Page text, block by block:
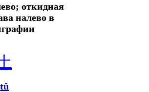
откидная
налево в
tǔ